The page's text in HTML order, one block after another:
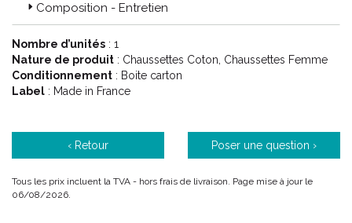
Code ACL : 1006848 / 1006853 / 1006849 / 1006854 /
1006850 / 1006855 / 1006851 / 1006856 / 1006852 /
1006857
Code EAN : 611610068488 / 611610068532
/ 6116100684955 / 611610068549 / 611610068501 /
Composition - Entretien
Nombre d’unités : 1
Nature de produit : Chaussettes Coton, Chaussettes Femme
Conditionnement : Boite carton
Label : Made in France
‹ Retour Poser une question ›
Tous les prix incluent la TVA - hors frais de livraison. Page mise à jour le
06/08/2026.